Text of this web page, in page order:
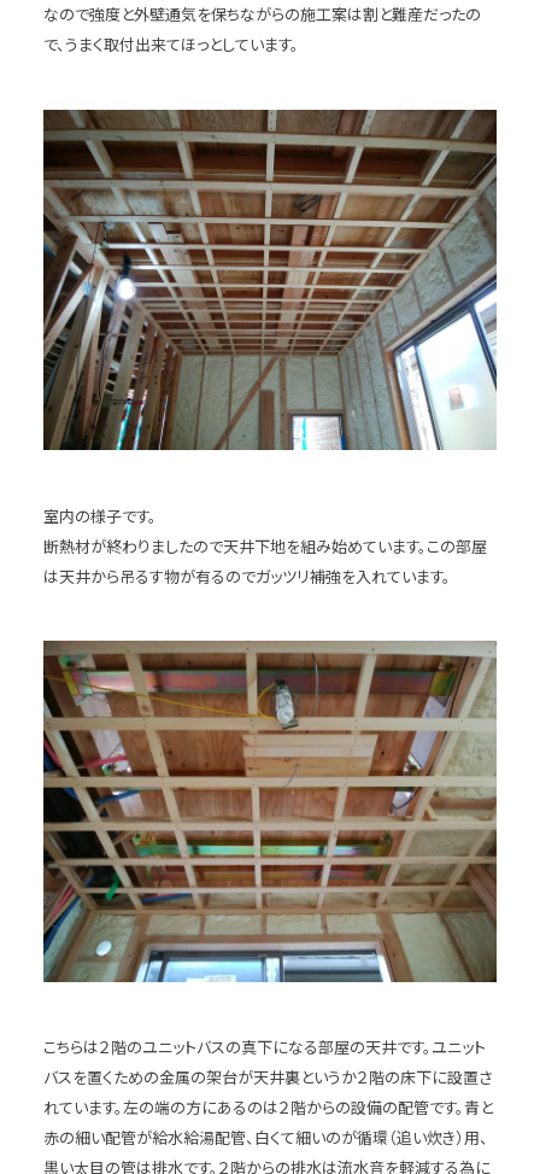
なので強度と外壁通気を保ちながらの施工案は割と難産だったの
で、うまく取付出来てほっとしています。
室内の様子です。
断熱材が終わりましたので天井下地を組み始めています。この部屋
は天井から吊るす物が有るのでガッツリ補強を入れています。
こちらは２階のユニットバスの真下になる部屋の天井です。ユニット
バスを置くための金属の架台が天井裏というか２階の床下に設置さ
れています。左の端の方にあるのは２階からの設備の配管です。青と
赤の細い配管が給水給湯配管、白くて細いのが循環（追い炊き）用、
黒い太目の管は排水です。２階からの排水は流水音を軽減する為に